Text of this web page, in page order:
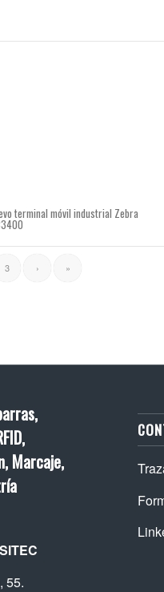
terminal móvil industrial Zebra
3 › »
Marcaje,
55.